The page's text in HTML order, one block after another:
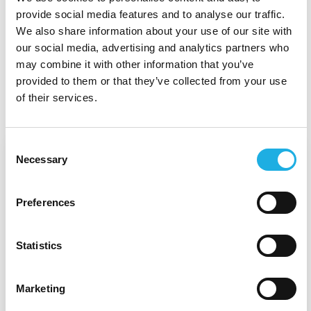
provide social media features and to analyse our traffic.
We also share information about your use of our site with
our social media, advertising and analytics partners who
may combine it with other information that you’ve
provided to them or that they’ve collected from your use
of their services.
Selection
Necessary
Preferences
Statistics
Marketing
VI FORBEREDER DIG PÅ MORGENDAGENS
UDFORDRINGER
Vores blog